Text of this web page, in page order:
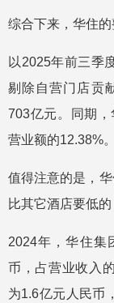
综合下来，华住的
以2025年前三季
剔除自营门店贡
703亿元。同期
营业额的12.38%。
值得注意的是，
比其它酒店要低
2024年，华住集
币，占营业收入
为1.6亿元人民币